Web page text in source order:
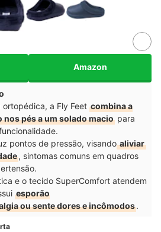
Amazon
a Fly Feet combina a
nos pés a um solado macio para
pontos de pressão, visandoaliviar
, sintomas comuns em quadros
e o tecido SuperComfort atendem
esporão
ou sente dores e incômodos.